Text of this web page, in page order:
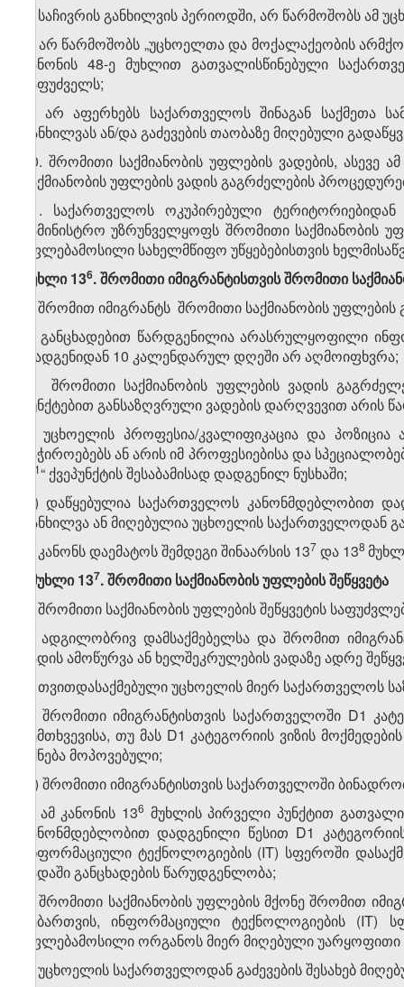
ა) საჩივრის განხილვის პერიოდში, არ წარმოშობს ამ
ბ) არ წარმოშობს „უცხოელთა და მოქალაქეობის
კანონის 48-ე მუხლით გათვალისწინებული
საფუძველს;
გ) არ აფერხებს საქართველოს შინაგან საქმეთა
განხილვას ან/და გაძევების თაობაზე მიღებული
10. შრომითი საქმიანობის უფლების ვადების,
საქმიანობის უფლების ვადის გაგრძელების
11. საქართველოს ოკუპირებული
სამინისტრო უზრუნველყოფს შრომითი საქმიანობის
უფლებამოსილი სახელმწიფო უწყებებისთვის
მუხლი 13​6. შრომითი იმიგრანტისთვის შრომითი
1. შრომით იმიგრანტს შრომითი საქმიანობის უფლების
ა) განცხადებით წარდგენილია არასრულყოფილი
დადგენიდან 10 კალენდარულ დღეში არ აღმოიფხვრა;
ბ) შრომითი საქმიანობის უფლების ვადის
პუნქტებით განსაზღვრული ვადების დარღვევით არის
გ) უცხოელის პროფესია/კვალიფიკაცია და
საჭიროებებს ან არის იმ პროფესიებისა და
​1“ ქვეპუნქტის შესაბამისად დადგენილ ნუსხაში;
დ) დაწყებულია საქართველოს კანონმდებლობით
განხილვა ან მიღებულია უცხოელის საქართველოდან
6. კანონს დაემატოს შემდეგი შინაარსის 13​7 და 13​8
„მუხლი 13​7. შრომითი საქმიანობის უფლების შეწყვეტა
1. შრომითი საქმიანობის უფლების შეწყვეტის
ა) ადგილობრივ დამსაქმებელსა და შრომით
ვადის ამოწურვა ან ხელშეკრულების ვადაზე ადრე
ბ) თვითდასაქმებული უცხოელის მიერ საქართველოს
გ) შრომითი იმიგრანტისთვის საქართველოში D1
შემთხვევისა, თუ მას D1 კატეგორიის ვიზის
ექნება მოპოვებული;
დ) შრომითი იმიგრანტისთვის საქართველოში
ე) ამ კანონის 13​6 მუხლის პირველი პუნქტით
კანონმდებლობით დადგენილი წესით D1
ინფორმაციული ტექნოლოგიების (IT) სფეროში
ვადაში განცხადების წარუდგენლობა;
ვ) შრომითი საქმიანობის უფლების მქონე შრომით
ნებართვის, ინფორმაციული ტექნოლოგიების (IT)
უფლებამოსილი ორგანოს მიერ მიღებული უარყოფითი
ზ) უცხოელის საქართველოდან გაძევების შესახებ